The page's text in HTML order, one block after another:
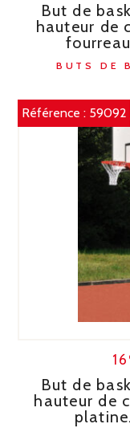
But de
hauteur de
BUTS DE
Référence : 59092
But de
hauteur de